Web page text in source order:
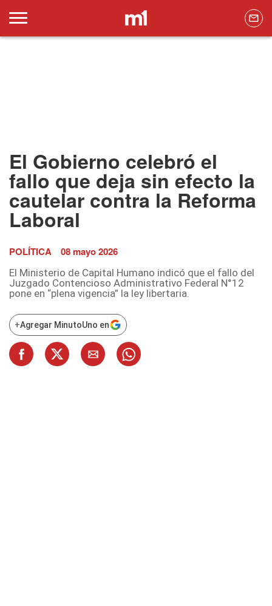
El Gobierno celebró el
fallo que deja sin efecto la
cautelar contra la Reforma
Laboral
POLÍTICA 08 mayo 2026
El Ministerio de Capital Humano indicó que el fallo del
Juzgado Contencioso Administrativo Federal N°12
pone en “plena vigencia” la ley libertaria.
+Agregar MinutoUno en